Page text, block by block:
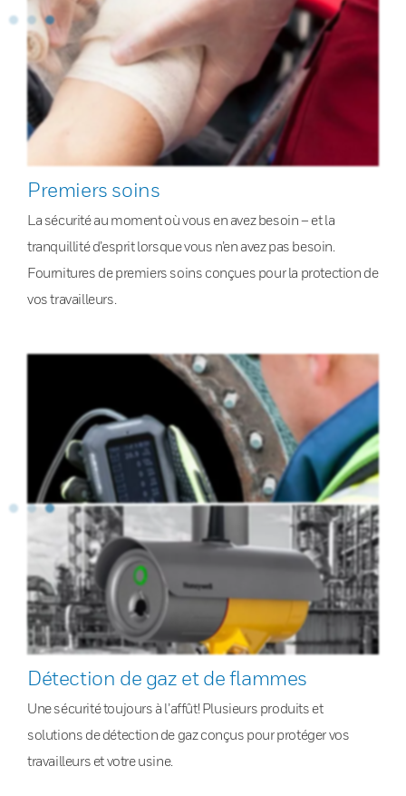
Premiers soins
La sécurité au moment où vous en avez besoin – et la
tranquillité d’esprit lorsque vous n’en avez pas besoin.
Fournitures de premiers soins conçues pour la protection de
vos travailleurs.
Détection de gaz et de flammes
Une sécurité toujours à l’affût! Plusieurs produits et
solutions de détection de gaz conçus pour protéger vos
travailleurs et votre usine.